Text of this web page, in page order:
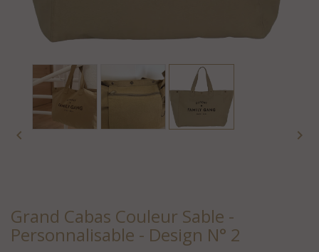
 
Grand Cabas Couleur Sable -
Personnalisable - Design N° 2